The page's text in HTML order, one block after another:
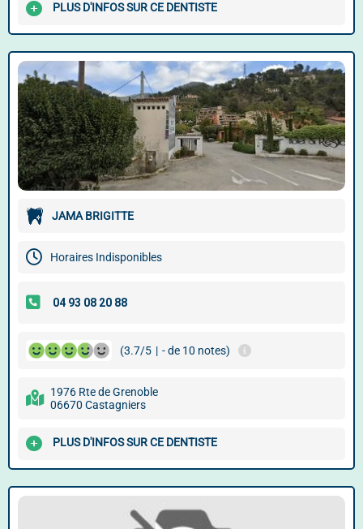
PLUS D'INFOS SUR CE DENTISTE
JAMA BRIGITTE
Horaires Indisponibles
(3.7/5 | - de 10 notes)
1976 Rte de Grenoble
06670 Castagniers
PLUS D'INFOS SUR CE DENTISTE